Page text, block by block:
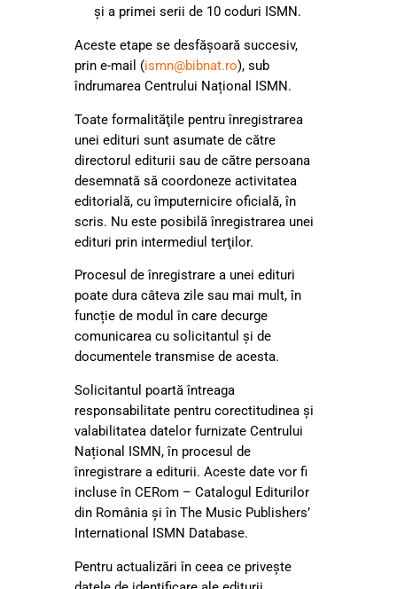
și a primei serii de 10 coduri ISMN.
Aceste etape se desfășoară succesiv,
prin e-mail (ismn@bibnat.ro), sub
îndrumarea Centrului Național ISMN.
Toate formalităţile pentru înregistrarea
unei edituri sunt asumate de către
directorul editurii sau de către persoana
desemnată să coordoneze activitatea
editorială, cu împuternicire oficială, în
scris. Nu este posibilă înregistrarea unei
edituri prin intermediul terţilor.
Procesul de înregistrare a unei edituri
poate dura câteva zile sau mai mult, în
funcție de modul în care decurge
comunicarea cu solicitantul și de
documentele transmise de acesta.
Solicitantul poartă întreaga
responsabilitate pentru corectitudinea şi
valabilitatea datelor furnizate Centrului
Național ISMN, în procesul de
înregistrare a editurii. Aceste date vor fi
incluse în CERom – Catalogul Editurilor
din România și în The Music Publishers’
International ISMN Database.
Pentru actualizări în ceea ce privește